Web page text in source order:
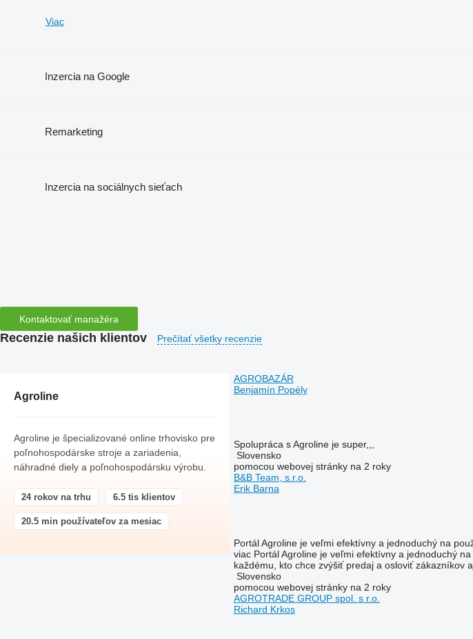
Viac
Inzercia na Google
Remarketing
Inzercia na sociálnych sieťach
Kontaktovať manažéra
Recenzie našich klientov Prečítať všetky recenzie
Agroline
Agroline je špecializované online trhovisko pre
poľnohospodárske stroje a zariadenia,
náhradné diely a poľnohospodársku výrobu.
24 rokov na trhu 6.5 tis klientov
20.5 min používateľov za mesiac
AGROBAZÁR
Benjamín Popély
Spolupráca s Agroline je super,,,
Slovensko
pomocou webovej stránky na 2 roky
B&B Team, s.r.o.
Erik Barna
Portál Agroline je veľmi efektívny a jednoduchý na
viac Portál Agroline je veľmi efektívny a jednoduchý
každému, kto chce zvýšiť predaj a osloviť zákazníkov
Slovensko
pomocou webovej stránky na 2 roky
AGROTRADE GROUP spol. s r.o.
Richard Krkos